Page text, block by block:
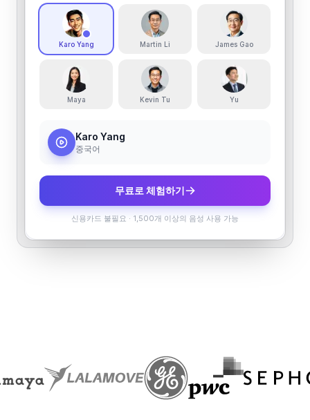
Karo Yang Martin Li James Gao
Maya Kevin Tu Yu
Karo Yang
중국어
무료로 체험하기
신용카드 불필요 · 1,500개 이상의 음성 사용 가능